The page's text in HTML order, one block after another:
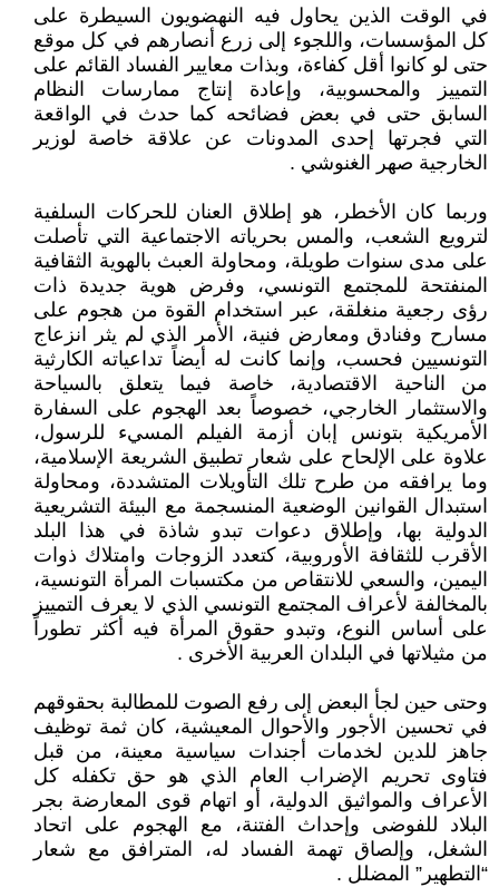
في الوقت الذين يحاول فيه النهضويون السيطرة على
كل المؤسسات، واللجوء إلى زرع أنصارهم في كل موقع
حتى لو كانوا أقل كفاءة، وبذات معايير الفساد القائم على
التمييز والمحسوبية، وإعادة إنتاج ممارسات النظام
السابق حتى في بعض فضائحه كما حدث في الواقعة
التي فجرتها إحدى المدونات عن علاقة خاصة لوزير
الخارجية صهر الغنوشي .
وربما كان الأخطر، هو إطلاق العنان للحركات السلفية
لترويع الشعب، والمس بحرياته الاجتماعية التي تأصلت
على مدى سنوات طويلة، ومحاولة العبث بالهوية الثقافية
المنفتحة للمجتمع التونسي، وفرض هوية جديدة ذات
رؤى رجعية منغلقة، عبر استخدام القوة من هجوم على
مسارح وفنادق ومعارض فنية، الأمر الذي لم يثر انزعاج
التونسيين فحسب، وإنما كانت له أيضاً تداعياته الكارثية
من الناحية الاقتصادية، خاصة فيما يتعلق بالسياحة
والاستثمار الخارجي، خصوصاً بعد الهجوم على السفارة
الأمريكية بتونس إبان أزمة الفيلم المسيء للرسول،
علاوة على الإلحاح على شعار تطبيق الشريعة الإسلامية،
وما يرافقه من طرح تلك التأويلات المتشددة، ومحاولة
استبدال القوانين الوضعية المنسجمة مع البيئة التشريعية
الدولية بها، وإطلاق دعوات تبدو شاذة في هذا البلد
الأقرب للثقافة الأوروبية، كتعدد الزوجات وامتلاك ذوات
اليمين، والسعي للانتقاص من مكتسبات المرأة التونسية،
بالمخالفة لأعراف المجتمع التونسي الذي لا يعرف التمييز
على أساس النوع، وتبدو حقوق المرأة فيه أكثر تطوراً
من مثيلاتها في البلدان العربية الأخرى .
وحتى حين لجأ البعض إلى رفع الصوت للمطالبة بحقوقهم
في تحسين الأجور والأحوال المعيشية، كان ثمة توظيف
جاهز للدين لخدمات أجندات سياسية معينة، من قبل
فتاوى تحريم الإضراب العام الذي هو حق تكفله كل
الأعراف والمواثيق الدولية، أو اتهام قوى المعارضة بجر
البلاد للفوضى وإحداث الفتنة، مع الهجوم على اتحاد
الشغل، وإلصاق تهمة الفساد له، المترافق مع شعار
“التطهير” المضلل .